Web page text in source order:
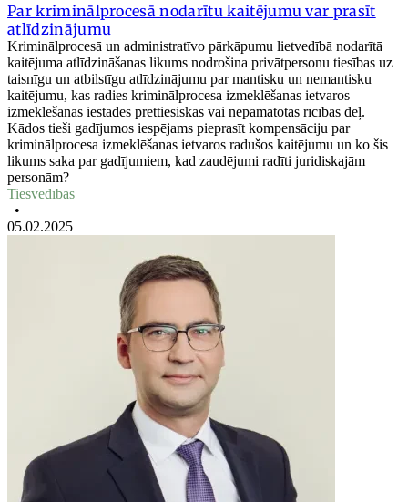
Par kriminālprocesā nodarītu kaitējumu var prasīt
atlīdzinājumu
Kriminālprocesā un administratīvo pārkāpumu lietvedībā nodarītā
kaitējuma atlīdzināšanas likums nodrošina privātpersonu tiesības uz
taisnīgu un atbilstīgu atlīdzinājumu par mantisku un nemantisku
kaitējumu, kas radies kriminālprocesa izmeklēšanas ietvaros
izmeklēšanas iestādes prettiesiskas vai nepamatotas rīcības dēļ.
Kādos tieši gadījumos iespējams pieprasīt kompensāciju par
kriminālprocesa izmeklēšanas ietvaros radušos kaitējumu un ko šis
likums saka par gadījumiem, kad zaudējumi radīti juridiskajām
personām?
Tiesvedības
•
05.02.2025